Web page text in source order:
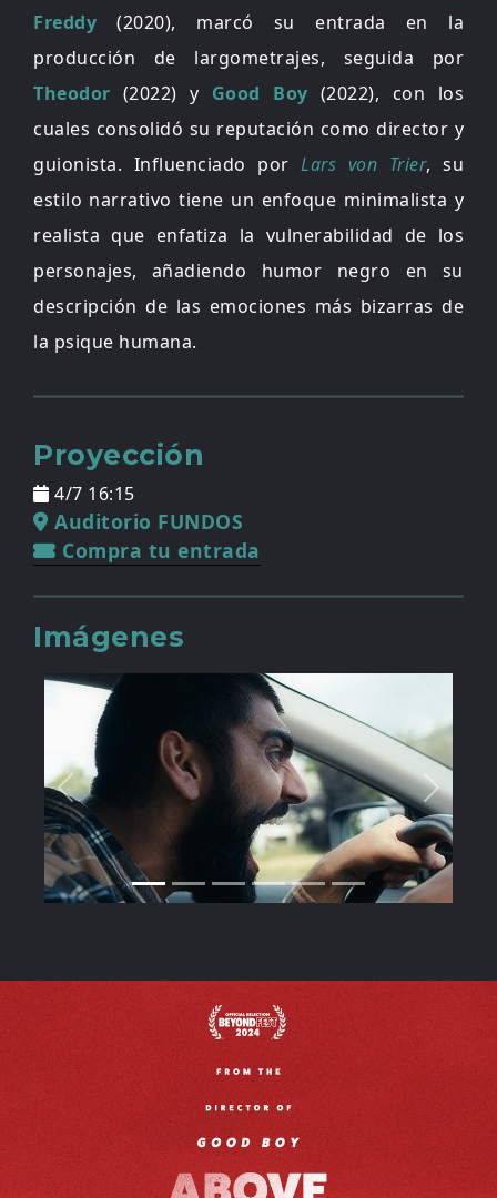
Freddy (2020), marcó su entrada en la
producción de largometrajes, seguida por
Theodor (2022) y Good Boy (2022), con los
cuales consolidó su reputación como director y
guionista. Influenciado por Lars von Trier, su
estilo narrativo tiene un enfoque minimalista y
realista que enfatiza la vulnerabilidad de los
personajes, añadiendo humor negro en su
descripción de las emociones más bizarras de
la psique humana.
Proyección
4/7 16:15
Auditorio FUNDOS
Compra tu entrada
Imágenes